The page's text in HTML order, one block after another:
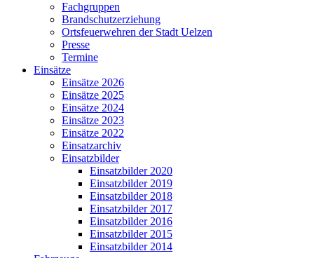
Fachgruppen
Brandschutzerziehung
Ortsfeuerwehren der Stadt Uelzen
Presse
Termine
Einsätze
Einsätze 2026
Einsätze 2025
Einsätze 2024
Einsätze 2023
Einsätze 2022
Einsatzarchiv
Einsatzbilder
Einsatzbilder 2020
Einsatzbilder 2019
Einsatzbilder 2018
Einsatzbilder 2017
Einsatzbilder 2016
Einsatzbilder 2015
Einsatzbilder 2014